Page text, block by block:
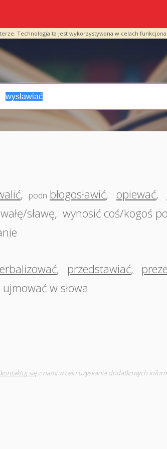
Technologia ta jest wykorzystywana w celach
, podn błogosławić, opiewać,
sławę, wynosić coś/kogoś
, przedstawiać,
ujmować w słowa
sięz nami w celu uzyskania dodatkowych